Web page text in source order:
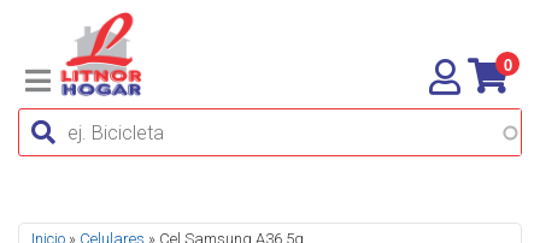
0
Se encuentra usted aquí
Inicio » Celulares » Cel Samsung A36 5g